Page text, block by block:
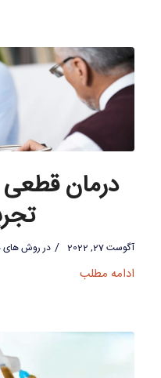
درمان قطعی
آگوست 27, 2022 / در روش های
ادامه مطلب